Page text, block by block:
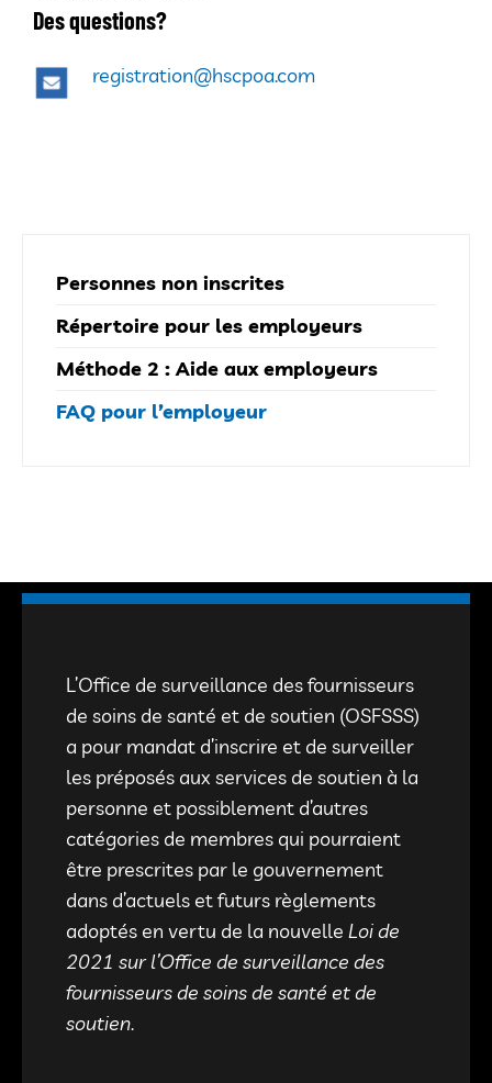
Des questions?
registration@hscpoa.com
Personnes non inscrites
Répertoire pour les employeurs
Méthode 2 : Aide aux employeurs
FAQ pour l’employeur
L’Office de surveillance des fournisseurs
de soins de santé et de soutien (OSFSSS)
a pour mandat d’inscrire et de surveiller
les préposés aux services de soutien à la
personne et possiblement d’autres
catégories de membres qui pourraient
être prescrites par le gouvernement
dans d’actuels et futurs règlements
adoptés en vertu de la nouvelle Loi de
2021 sur l’Office de surveillance des
fournisseurs de soins de santé et de
soutien.